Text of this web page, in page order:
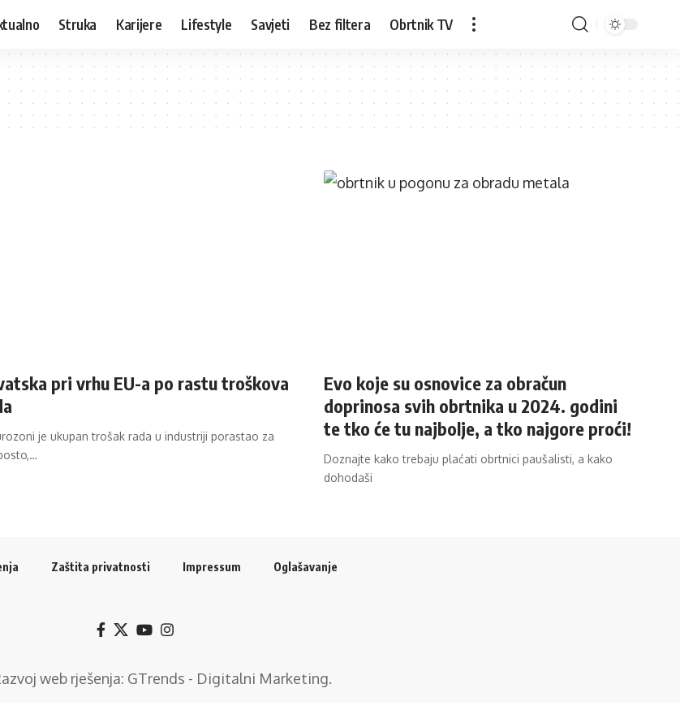
Struka Karijere Lifestyle Savjeti Bez filtera Obrtnik TV
pri vrhu EU-a po rastu troškova
je ukupan trošak rada u industriji porastao za
Evo koje su osnovice za obračun
doprinosa svih obrtnika u 2024. godini
te tko će tu najbolje, a tko najgore proći!
Doznajte kako trebaju plaćati obrtnici paušalisti, a kako
dohodaši
Zaštita privatnosti Impressum Oglašavanje
web rješenja: GTrends - Digitalni Marketing.